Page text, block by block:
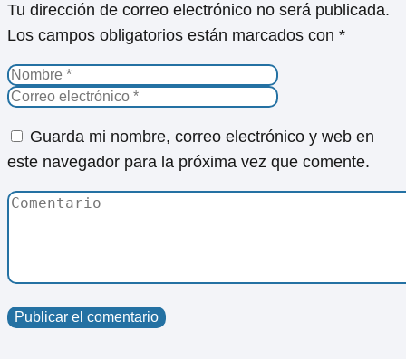
Tu dirección de correo electrónico no será publicada.
Los campos obligatorios están marcados con *
Guarda mi nombre, correo electrónico y web en
este navegador para la próxima vez que comente.